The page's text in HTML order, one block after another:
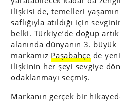
ilişkisi de, temelleri yaşamın
saflığıyla atıldığı için
belki. Türkiye’de doğup artık
alanında dünyanın 3.
markamız Paşabahçe de
ilişkinin her şeyi sevgiye
odaklanmayı seçmiş.
Markanın gerçek bir